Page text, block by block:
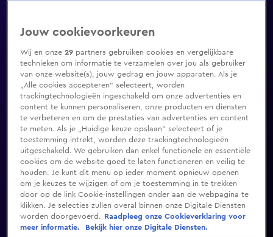
Jouw cookievoorkeuren
Wij en onze29 partners gebruiken cookies en vergelijkbare
technieken om informatie te verzamelen over jou als gebruiker
van onze website(s), jouw gedrag en jouw apparaten. Als je
„Alle cookies accepteren” selecteert, worden
trackingtechnologieën ingeschakeld om onze advertenties en
content te kunnen personaliseren, onze producten en diensten
te verbeteren en om de prestaties van advertenties en content
te meten. Als je „Huidige keuze opslaan” selecteert of je
toestemming intrekt, worden deze trackingtechnologieën
uitgeschakeld. We gebruiken dan enkel functionele en essentiële
cookies om de website goed te laten functioneren en veilig te
houden. Je kunt dit menu op ieder moment opnieuw openen
om je keuzes te wijzigen of om je toestemming in te trekken
door op de link Cookie-instellingen onder aan de webpagina te
klikken. Je selecties zullen overal binnen onze Digitale Diensten
worden doorgevoerd.
Raadpleeg onze Cookieverklaring voor
meer informatie.
Bekijk hier onze Digitale Diensten.